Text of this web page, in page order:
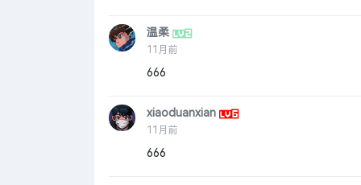
温柔
11月前
666
xiaoduanxian
11月前
666